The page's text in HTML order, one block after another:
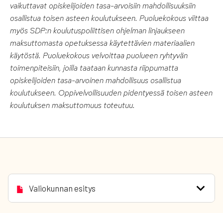
vaikuttavat opiskelijoiden tasa-arvoisiin mahdollisuuksiin
osallistua toisen asteen koulutukseen. Puoluekokous viittaa
myös SDP:n koulutuspoliittisen ohjelman linjaukseen
maksuttomasta opetuksessa käytettävien materiaalien
käytöstä. Puoluekokous velvoittaa puolueen ryhtyvän
toimenpiteisiin, joilla taataan kunnasta riippumatta
opiskelijoiden tasa-arvoinen mahdollisuus osallistua
koulutukseen. Oppivelvollisuuden pidentyessä toisen asteen
koulutuksen maksuttomuus toteutuu.
Valiokunnan esitys